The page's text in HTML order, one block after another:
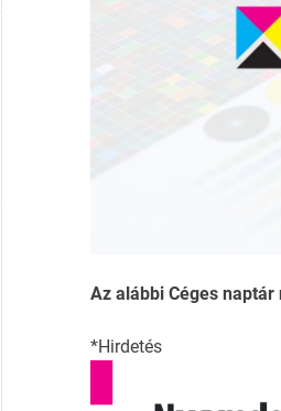
Az alábbi Céges
*Hirdetés